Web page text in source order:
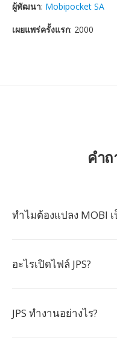
ผู้พัฒนา: Mobipocket SA
เผยแพร่ครั้งแรก: 2000
คำ
ทำไมต้องแปลง MOBI เ
อะไรเปิดไฟล์ JPS?
JPS ทำงานอย่างไร?